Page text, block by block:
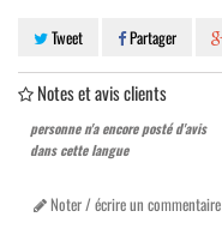
Tweet Partager
Notes et avis clients
personne n'a encore posté d'avis
dans cette langue
Noter / écrire un commentaire